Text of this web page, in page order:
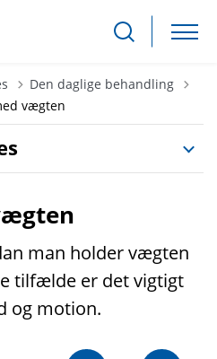
Den daglige behandling
vægten
man holder vægten
tilfælde er det vigtigt
og motion.